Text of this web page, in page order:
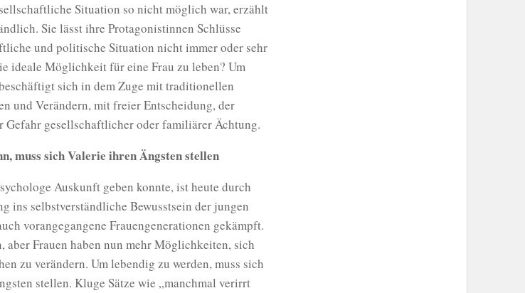
Situation so nicht möglich war, erzählt
Sie lässt ihre Protagonistinnen Schlüsse
und politische Situation nicht immer oder sehr
ideale Möglichkeit für eine Frau zu leben? Um
sich in dem Zuge mit traditionellen
und Verändern, mit freier Entscheidung, der
gesellschaftlicher oder familiärer Ächtung.
muss sich Valerie ihren Ängsten stellen
Auskunft geben konnte, ist heute durch
ins selbstverständliche Bewusstsein der jungen
vorangegangene Frauengenerationen gekämpft.
aber Frauen haben nun mehr Möglichkeiten, sich
zu verändern. Um lebendig zu werden, muss sich
stellen. Kluge Sätze wie „manchmal verirrt